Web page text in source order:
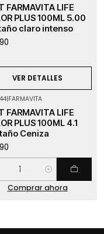
FARMAVITA LIFE
PLUS 100ML 5.00
claro intenso
VER DETALLES
|FARMAVITA
FARMAVITA LIFE
PLUS 100ML 4.1
Ceniza
Comprar ahora